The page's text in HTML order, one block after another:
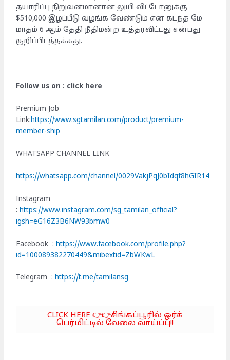
தயாரிப்பு நிறுவனமானான லுயி விட்டோனுக்கு
$510,000 இழப்பீடு வழங்க வேண்டும் என கடந்த மே
மாதம் 6 ஆம் தேதி நீதிமன்ற உத்தரவிட்டது என்பது
குறிப்பிடத்தக்கது.
Follow us on : click here
Premium Job
Link:https://www.sgtamilan.com/product/premium-
member-ship
WHATSAPP CHANNEL LINK
https://whatsapp.com/channel/0029VakjPqJ0bIdqf8hGIR14
Instagram
:https://www.instagram.com/sg_tamilan_official?
igsh=eG16Z3B6NW93bmw0
Facebook :https://www.facebook.com/profile.php?
id=100089382270449&mibextid=ZbWKwL
Telegram :https://t.me/tamilansg
CLICK HERE 👉👉சிங்கப்பூரில் ஒர்க்
பெர்மிட்டில் வேலை வாய்ப்பு!!